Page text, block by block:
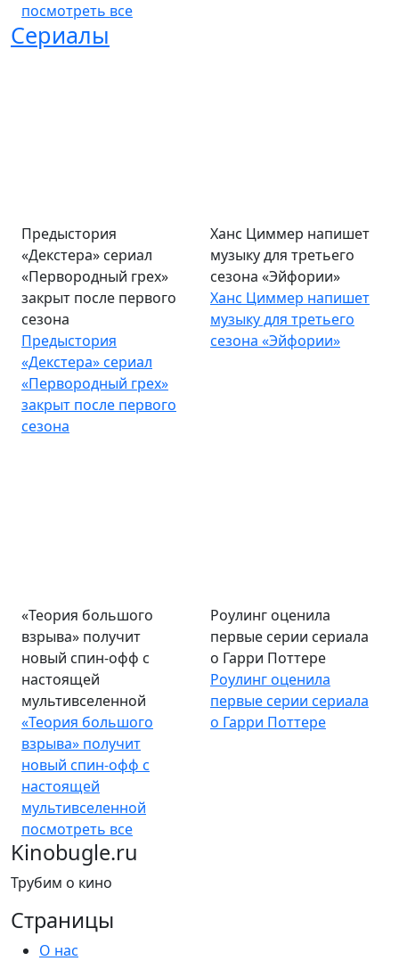
посмотреть все
Сериалы
Предыстория
«Декстера» сериал
«Первородный грех»
закрыт после первого
сезона
Предыстория
«Декстера» сериал
«Первородный грех»
закрыт после первого
сезона
Ханс Циммер напишет
музыку для третьего
сезона «Эйфории»
Ханс Циммер напишет
музыку для третьего
сезона «Эйфории»
«Теория большого
взрыва» получит
новый спин-офф с
настоящей
мультивселенной
«Теория большого
взрыва» получит
новый спин-офф с
настоящей
мультивселенной
Роулинг оценила
первые серии сериала
о Гарри Поттере
Роулинг оценила
первые серии сериала
о Гарри Поттере
посмотреть все
Kinobugle.ru
Трубим о кино
Страницы
О нас